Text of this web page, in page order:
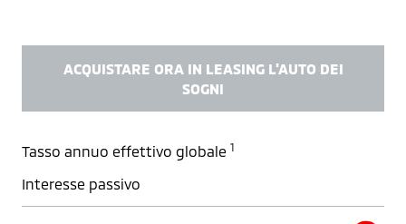
ACQUISTARE ORA IN LEASING L'AUTO DEI
SOGNI
Tasso annuo effettivo globale 1
Interesse passivo